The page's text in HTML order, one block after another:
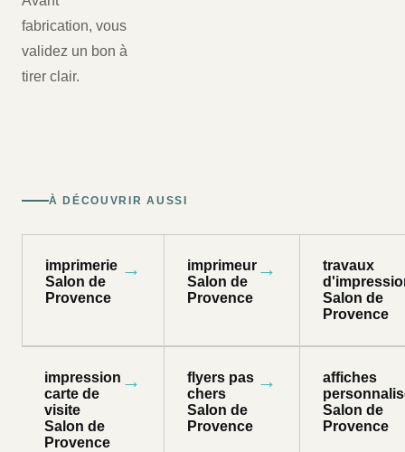
fabrication, vous
validez un bon à
tirer clair.
À DÉCOUVRIR AUSSI
imprimerie
Salon de
Provence
→
imprimeur
Salon de
Provence
→
travaux
Salon de
Provence
impression
carte de
visite
Salon de
Provence
→
flyers pas
chers
Salon de
Provence
→
affiches
Salon de
Provence